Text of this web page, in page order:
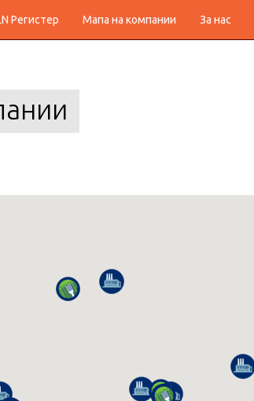
Регистер Мапа на компании За нас